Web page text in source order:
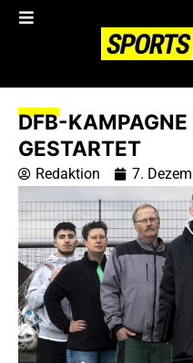
DFB-KAMPAGNE
GESTARTET
Redaktion 7.